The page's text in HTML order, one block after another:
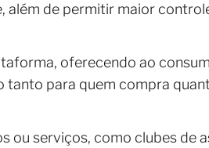
além de permitir maior
oferecendo ao
tanto para quem compra
ou serviços, como clubes de